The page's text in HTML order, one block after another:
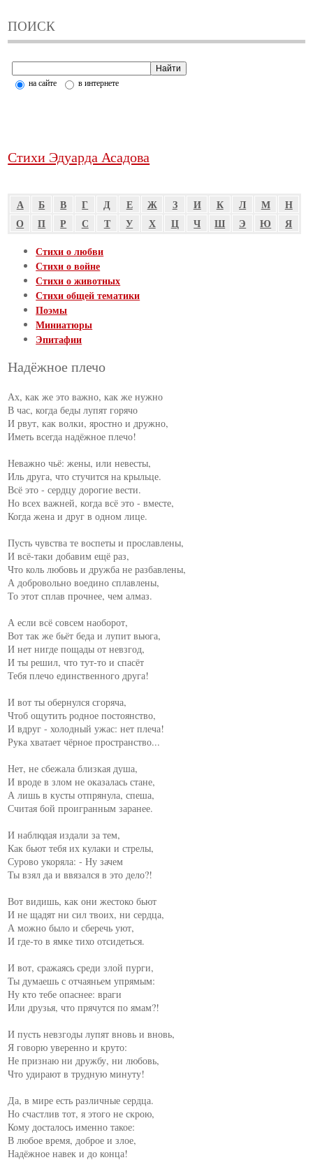
ПОИСК
на сайте в интернете
Стихи Эдуарда Асадова
А Б В Г Д Е Ж З И К Л М
Н
О
П Р С Т У Х Ц Ч Ш Э Ю
Я
Стихи о любви
Стихи о войне
Стихи о животных
Стихи общей тематики
Поэмы
Миниатюры
Эпитафии
Надёжное плечо
Ах, как же это важно, как же нужно
В час, когда беды лупят горячо
И рвут, как волки, яростно и дружно,
Иметь всегда надёжное плечо!
Неважно чьё: жены, или невесты,
Иль друга, что стучится на крыльце.
Всё это - сердцу дорогие вести.
Но всех важней, когда всё это - вместе,
Когда жена и друг в одном лице.
Пусть чувства те воспеты и прославлены,
И всё-таки добавим ещё раз,
Что коль любовь и дружба не разбавлены,
А добровольно воедино сплавлены,
То этот сплав прочнее, чем алмаз.
А если всё совсем наоборот,
Вот так же бьёт беда и лупит вьюга,
И нет нигде пощады от невзгод,
И ты решил, что тут-то и спасёт
Тебя плечо единственного друга!
И вот ты обернулся сгоряча,
Чтоб ощутить родное постоянство,
И вдруг - холодный ужас: нет плеча!
Рука хватает чёрное пространство...
Нет, не сбежала близкая душа,
И вроде в злом не оказалась стане,
А лишь в кусты отпрянула, спеша,
Считая бой проигранным заранее.
И наблюдая издали за тем,
Как бьют тебя их кулаки и стрелы,
Сурово укоряла: - Ну зачем
Ты взял да и ввязался в это дело?!
Вот видишь, как они жестоко бьют
И не щадят ни сил твоих, ни сердца,
А можно было и сберечь уют,
И где-то в ямке тихо отсидеться.
И вот, сражаясь среди злой пурги,
Ты думаешь с отчаяньем упрямым:
Ну кто тебе опаснее: враги
Или друзья, что прячутся по ямам?!
И пусть невзгоды лупят вновь и вновь,
Я говорю уверенно и круто:
Не признаю ни дружбу, ни любовь,
Что удирают в трудную минуту!
Да, в мире есть различные сердца.
Но счастлив тот, я этого не скрою,
Кому досталось именно такое:
В любое время, доброе и злое,
Надёжное навек и до конца!